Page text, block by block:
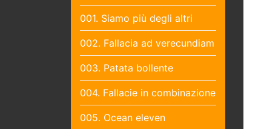
001. Siamo più degli altri
002. Fallacia ad verecundiam
003. Patata bollente
004. Fallacie in combinazione
005. Ocean eleven